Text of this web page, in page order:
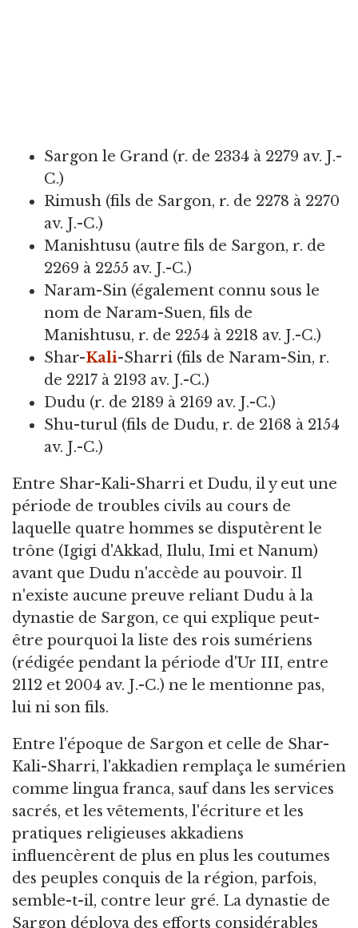
Sargon le Grand (r. de 2334 à 2279 av. J.-
C.)
Rimush (fils de Sargon, r. de 2278 à 2270
av. J.-C.)
Manishtusu (autre fils de Sargon, r. de
2269 à 2255 av. J.-C.)
Naram-Sin (également connu sous le
nom de Naram-Suen, fils de
Manishtusu, r. de 2254 à 2218 av. J.-C.)
Shar-Kali-Sharri (fils de Naram-Sin, r.
de 2217 à 2193 av. J.-C.)
Dudu (r. de 2189 à 2169 av. J.-C.)
Shu-turul (fils de Dudu, r. de 2168 à 2154
av. J.-C.)
Entre Shar-Kali-Sharri et Dudu, il y eut une
période de troubles civils au cours de
laquelle quatre hommes se disputèrent le
trône (Igigi d'Akkad, Ilulu, Imi et Nanum)
avant que Dudu n'accède au pouvoir. Il
n'existe aucune preuve reliant Dudu à la
dynastie de Sargon, ce qui explique peut-
être pourquoi la liste des rois sumériens
(rédigée pendant la période d'Ur III, entre
2112 et 2004 av. J.-C.) ne le mentionne pas,
lui ni son fils.
Entre l'époque de Sargon et celle de Shar-
Kali-Sharri, l'akkadien remplaça le sumérien
comme lingua franca, sauf dans les services
sacrés, et les vêtements, l'écriture et les
pratiques religieuses akkadiens
influencèrent de plus en plus les coutumes
des peuples conquis de la région, parfois,
semble-t-il, contre leur gré. La dynastie de
Sargon déploya des efforts considérables